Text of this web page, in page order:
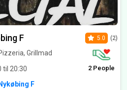
F
Grillmad
til 20:30
5.0 (2)
2 People
F